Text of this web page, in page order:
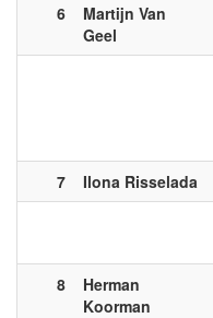
6
Martijn Van
Geel
7
Ilona Risselada
8
Herman
Koorman